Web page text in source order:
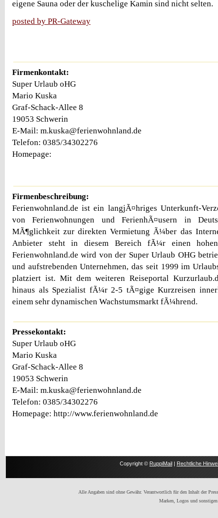
eigene Sauna oder der kuschelige Kamin sind nicht selten.
posted by PR-Gateway
Firmenkontakt:
Super Urlaub oHG
Mario Kuska
Graf-Schack-Allee 8
19053 Schwerin
E-Mail: m.kuska@ferienwohnland.de
Telefon: 0385/34302276
Homepage:
Firmenbeschreibung:
Ferienwohnland.de ist ein langjÃ¤hriges Unterkunft-
von Ferienwohnungen und FerienhÃ¤usern in
MÃ¶glichkeit zur direkten Vermietung Ã¼ber das
Anbieter steht in diesem Bereich fÃ¼r einen hohen
Ferienwohnland.de wird von der Super Urlaub OHG
und aufstrebenden Unternehmen, das seit 1999 im
platziert ist. Mit dem weiteren Reiseportal
hinaus als Spezialist fÃ¼r 2-5 tÃ¤gige Kurzreisen
einem sehr dynamischen Wachstumsmarkt fÃ¼hrend.
Pressekontakt:
Super Urlaub oHG
Mario Kuska
Graf-Schack-Allee 8
19053 Schwerin
E-Mail: m.kuska@ferienwohnland.de
Telefon: 0385/34302276
Homepage: http://www.ferienwohnland.de
Copyright ©RuppiMail|Rechtliche
Alle Angaben sind ohne Gewähr. Verantwortlich für den Inhalt der
Marken, Logos und